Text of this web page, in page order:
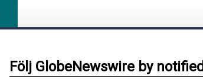
Följ GlobeNewswire by notified